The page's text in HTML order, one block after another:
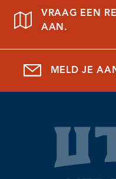
VRAAG EEN
AAN.
MELD JE